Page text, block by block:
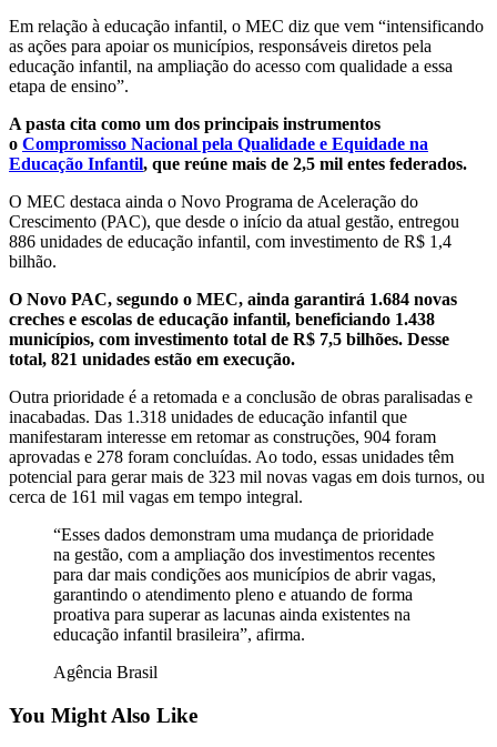
Em relação à educação infantil, o MEC diz que vem “intensificando
as ações para apoiar os municípios, responsáveis diretos pela
educação infantil, na ampliação do acesso com qualidade a essa
etapa de ensino”.
A pasta cita como um dos principais instrumentos
o Compromisso Nacional pela Qualidade e Equidade na
Educação Infantil, que reúne mais de 2,5 mil entes federados.
O MEC destaca ainda o Novo Programa de Aceleração do
Crescimento (PAC), que desde o início da atual gestão, entregou
886 unidades de educação infantil, com investimento de R$ 1,4
bilhão.
O Novo PAC, segundo o MEC, ainda garantirá 1.684 novas
creches e escolas de educação infantil, beneficiando 1.438
municípios, com investimento total de R$ 7,5 bilhões. Desse
total, 821 unidades estão em execução.
Outra prioridade é a retomada e a conclusão de obras paralisadas e
inacabadas. Das 1.318 unidades de educação infantil que
manifestaram interesse em retomar as construções, 904 foram
aprovadas e 278 foram concluídas. Ao todo, essas unidades têm
potencial para gerar mais de 323 mil novas vagas em dois turnos, ou
cerca de 161 mil vagas em tempo integral.
“Esses dados demonstram uma mudança de prioridade
na gestão, com a ampliação dos investimentos recentes
para dar mais condições aos municípios de abrir vagas,
garantindo o atendimento pleno e atuando de forma
proativa para superar as lacunas ainda existentes na
educação infantil brasileira”, afirma.
Agência Brasil
You Might Also Like